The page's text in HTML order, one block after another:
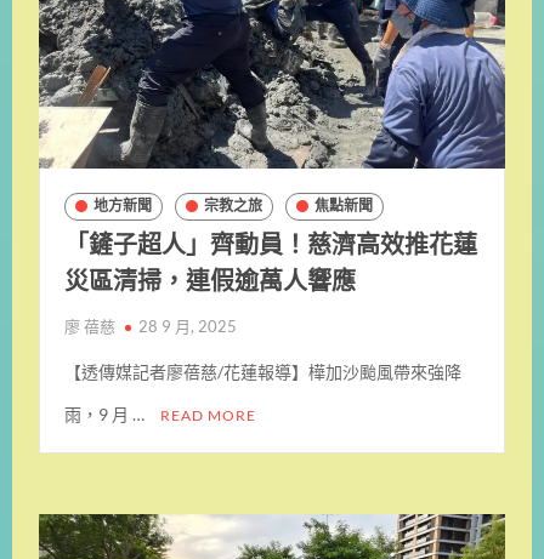
地方新聞 宗教之旅 焦點新聞
「鏟子超人」齊動員！慈濟高效推花蓮
災區清掃，連假逾萬人響應
廖 蓓慈 28 9 月, 2025
【透傳媒記者廖蓓慈/花蓮報導】樺加沙颱風帶來強降
雨，9 月 … READ MORE